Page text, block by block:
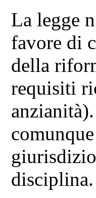
La legge
favore di
della
requisiti
disciplina.